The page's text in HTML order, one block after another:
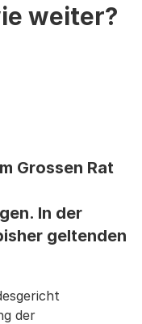
weiter?
Grossen Rat
In der
geltenden
der